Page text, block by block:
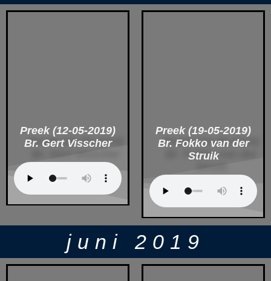
Preek (12-05-2019)
Br. Gert Visscher
Preek (19-05-2019)
Br. Fokko van der
Struik
juni 2019